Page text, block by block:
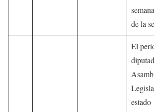
de la
El
estado